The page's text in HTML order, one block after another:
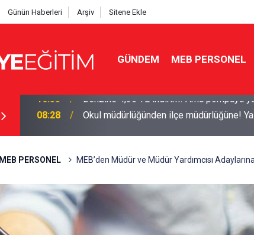
Günün Haberleri Arşiv Sitene Ekle
GÜNDEM MEB PERSONEL
08:28 Okul müdürlüğünden ilçe müdürlüğüne!
MEB PERSONEL MEB’den Müdür ve Müdür Yardımcısı